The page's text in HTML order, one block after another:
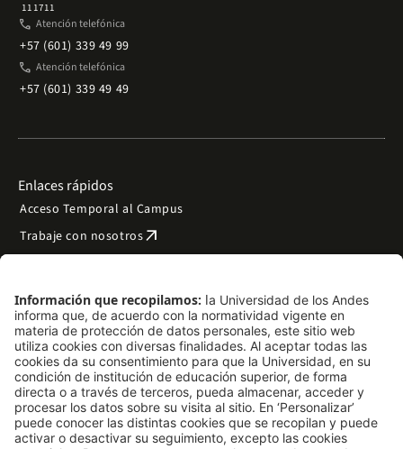
111711
phone Atención telefónica
+57 (601) 339 49 99
phone Atención telefónica
+57 (601) 339 49 49
Enlaces rápidos
Acceso Temporal al Campus
Trabaje con nosotrosarrow_outward
Preguntas frecuentes
Filantropía y donacionesarrow_outward
Mapa del sitio arrow_outward
Síguenos
LinkedIn